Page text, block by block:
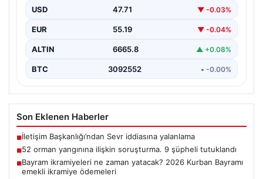
USD 47.71 ▼ -0.03%
EUR 55.19 ▼ -0.04%
ALTIN 6665.8 ▲ +0.08%
BTC 3092552 • -0.00%
Son Eklenen Haberler
■İletişim Başkanlığı’ndan Sevr iddiasına yalanlama
■52 orman yangınına ilişkin soruşturma. 9 şüpheli tutuklandı
■Bayram ikramiyeleri ne zaman yatacak? 2026 Kurban Bayramı
emekli ikramiye ödemeleri